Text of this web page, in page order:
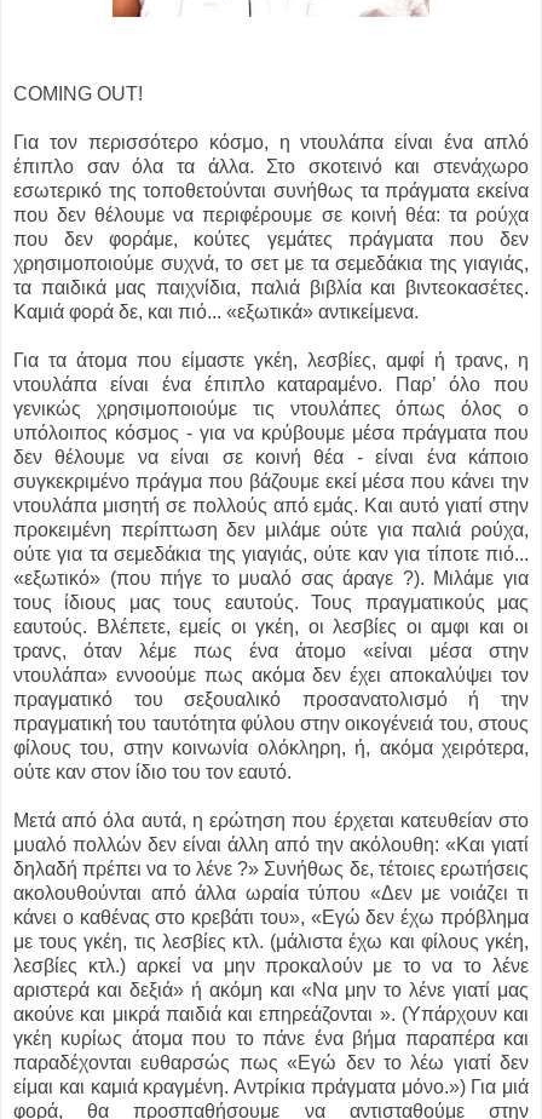
COMING OUT!
Για τον περισσότερο κόσμο, η ντουλάπα είναι ένα απλό
έπιπλο σαν όλα τα άλλα. Στο σκοτεινό και στενάχωρο
εσωτερικό της τοποθετούνται συνήθως τα πράγματα εκείνα
που δεν θέλουμε να περιφέρουμε σε κοινή θέα: τα ρούχα
που δεν φοράμε, κούτες γεμάτες πράγματα που δεν
χρησιμοποιούμε συχνά, το σετ με τα σεμεδάκια της γιαγιάς,
τα παιδικά μας παιχνίδια, παλιά βιβλία και βιντεοκασέτες.
Καμιά φορά δε, και πιό... «εξωτικά» αντικείμενα.
Για τα άτομα που είμαστε γκέη, λεσβίες, αμφί ή τρανς, η
ντουλάπα είναι ένα έπιπλο καταραμένο. Παρ’ όλο που
γενικώς χρησιμοποιούμε τις ντουλάπες όπως όλος ο
υπόλοιπος κόσμος - για να κρύβουμε μέσα πράγματα που
δεν θέλουμε να είναι σε κοινή θέα - είναι ένα κάποιο
συγκεκριμένο πράγμα που βάζουμε εκεί μέσα που κάνει την
ντουλάπα μισητή σε πολλούς από εμάς. Και αυτό γιατί στην
προκειμένη περίπτωση δεν μιλάμε ούτε για παλιά ρούχα,
ούτε για τα σεμεδάκια της γιαγιάς, ούτε καν για τίποτε πιό...
«εξωτικό» (που πήγε το μυαλό σας άραγε ?). Μιλάμε για
τους ίδιους μας τους εαυτούς. Τους πραγματικούς μας
εαυτούς. Βλέπετε, εμείς οι γκέη, οι λεσβίες οι αμφι και οι
τρανς, όταν λέμε πως ένα άτομο «είναι μέσα στην
ντουλάπα» εννοούμε πως ακόμα δεν έχει αποκαλύψει τον
πραγματικό του σεξουαλικό προσανατολισμό ή την
πραγματική του ταυτότητα φύλου στην οικογένειά του, στους
φίλους του, στην κοινωνία ολόκληρη, ή, ακόμα χειρότερα,
ούτε καν στον ίδιο του τον εαυτό.
Μετά από όλα αυτά, η ερώτηση που έρχεται κατευθείαν στο
μυαλό πολλών δεν είναι άλλη από την ακόλουθη: «Και γιατί
δηλαδή πρέπει να το λένε ?» Συνήθως δε, τέτοιες ερωτήσεις
ακολουθούνται από άλλα ωραία τύπου «Δεν με νοιάζει τι
κάνει ο καθένας στο κρεβάτι του», «Εγώ δεν έχω πρόβλημα
με τους γκέη, τις λεσβίες κτλ. (μάλιστα έχω και φίλους γκέη,
λεσβίες κτλ.) αρκεί να μην προκαλούν με το να το λένε
αριστερά και δεξιά» ή ακόμη και «Να μην το λένε γιατί μας
ακούνε και μικρά παιδιά και επηρεάζονται ». (Υπάρχουν και
γκέη κυρίως άτομα που το πάνε ένα βήμα παραπέρα και
παραδέχονται ευθαρσώς πως «Εγώ δεν το λέω γιατί δεν
είμαι και καμιά κραγμένη. Αντρίκια πράγματα μόνο.») Για μιά
φορά, θα προσπαθήσουμε να αντισταθούμε στην